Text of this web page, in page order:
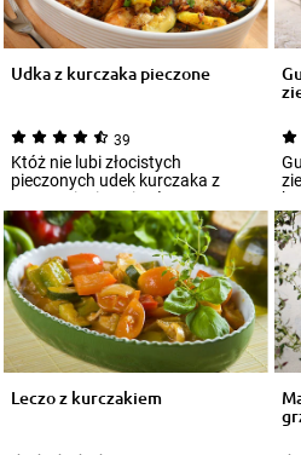
Udka z kurczaka pieczone
39
Któż nie lubi złocistych
pieczonych udek kurczaka z
przyrumienioną i pełną
aromatów skórką? W nie...
Leczo z kurczakiem